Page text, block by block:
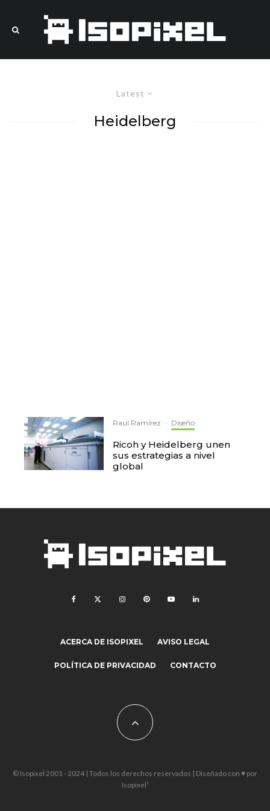
Latest
Heidelberg
Raúl Ramírez · Diseño
Ricoh y Heidelberg unen
sus estrategias a nivel
global
ACERCA DE ISOPIXEL AVISO LEGAL
POLÍTICA DE PRIVACIDAD CONTACTO
© Isopixel 2001 - 2024 | Todos los derechos reservados | Diseñado con ♥ por
Isopixel¹